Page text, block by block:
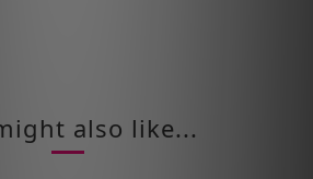
also like...